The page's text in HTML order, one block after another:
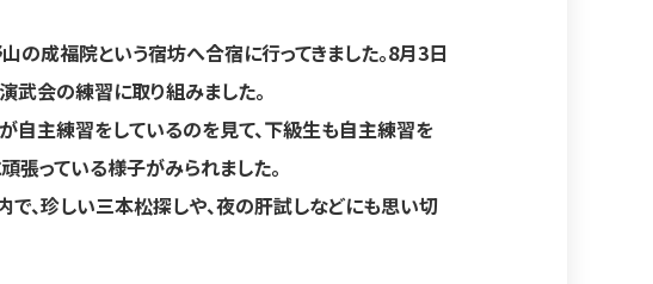
の成福院という宿坊へ合宿に行ってきました。8月3日
武会の練習に取り組みました。
主練習をしているのを見て、下級生も自主練習を
張っている様子がみられました。
で、珍しい三本松探しや、夜の肝試しなどにも思い切